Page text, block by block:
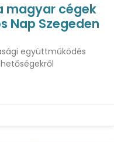
magyar cégek
Nap Szegeden
együttműködés